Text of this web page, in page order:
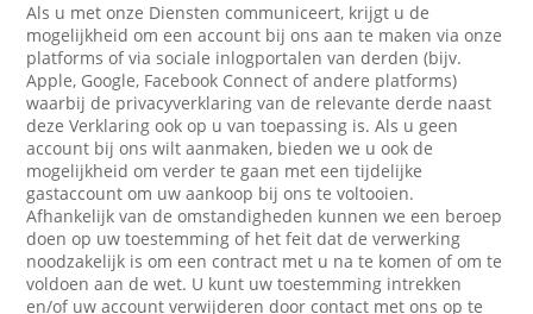
Als u met onze Diensten communiceert, krijgt u de
mogelijkheid om een account bij ons aan te maken via onze
platforms of via sociale inlogportalen van derden (bijv.
Apple, Google, Facebook Connect of andere platforms)
waarbij de privacyverklaring van de relevante derde naast
deze Verklaring ook op u van toepassing is. Als u geen
account bij ons wilt aanmaken, bieden we u ook de
mogelijkheid om verder te gaan met een tijdelijke
gastaccount om uw aankoop bij ons te voltooien.
Afhankelijk van de omstandigheden kunnen we een beroep
doen op uw toestemming of het feit dat de verwerking
noodzakelijk is om een contract met u na te komen of om te
voldoen aan de wet. U kunt uw toestemming intrekken
en/of uw account verwijderen door contact met ons op te